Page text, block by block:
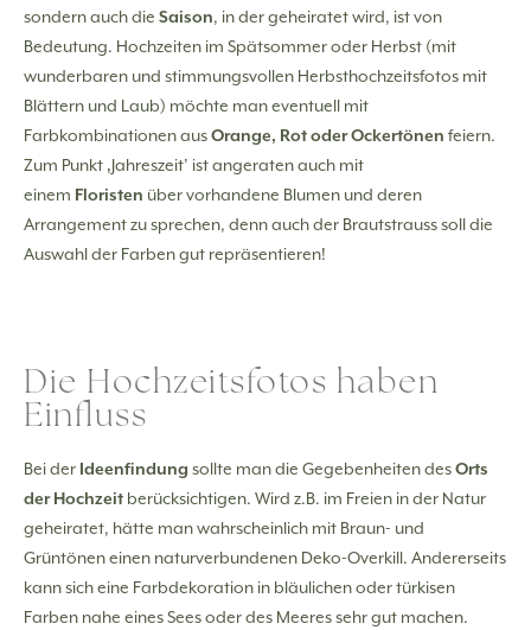
sondern auch die Saison, in der geheiratet wird, ist von
Bedeutung. Hochzeiten im Spätsommer oder Herbst (mit
wunderbaren und stimmungsvollen Herbsthochzeitsfotos mit
Blättern und Laub) möchte man eventuell mit
Farbkombinationen ausOrange, Rot oder Ockertönen feiern.
Zum Punkt ‚Jahreszeit’ ist angeraten auch mit
einem Floristen über vorhandene Blumen und deren
Arrangement zu sprechen, denn auch der Brautstrauss soll die
Auswahl der Farben gut repräsentieren!
Die Hochzeitsfotos haben
Einfluss
Bei der Ideenfindung sollte man die Gegebenheiten desOrts
der Hochzeit berücksichtigen. Wird z.B. im Freien in der Natur
geheiratet, hätte man wahrscheinlich mit Braun- und
Grüntönen einen naturverbundenen Deko-Overkill. Andererseits
kann sich eine Farbdekoration in bläulichen oder türkisen
Farben nahe eines Sees oder des Meeres sehr gut machen.